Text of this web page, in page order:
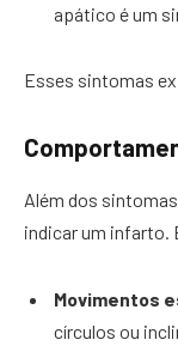
apático é um
Esses sintomas
Além dos
indicar um infarto.
Movimentos
círculos ou